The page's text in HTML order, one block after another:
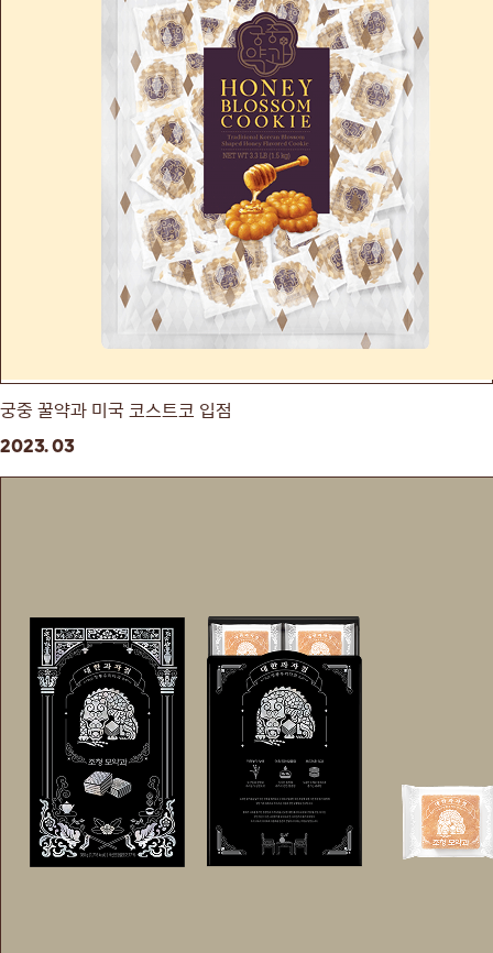
궁중 꿀약과 미국 코스트코 입점
2023. 03